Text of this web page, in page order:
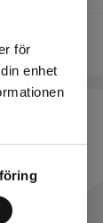
för
enhet